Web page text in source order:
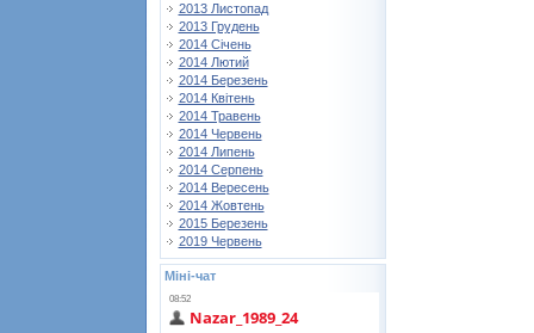
2013 Листопад
2013 Грудень
2014 Січень
2014 Лютий
2014 Березень
2014 Квітень
2014 Травень
2014 Червень
2014 Липень
2014 Серпень
2014 Вересень
2014 Жовтень
2015 Березень
2019 Червень
Міні-чат